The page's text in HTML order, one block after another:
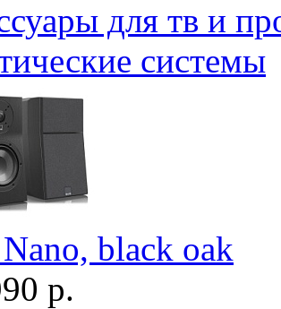
для тв и
системы
black oak
р.